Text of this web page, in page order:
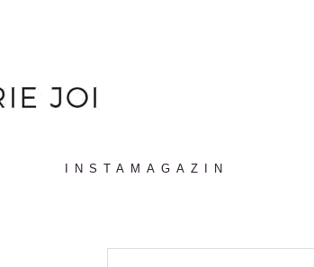
INSTAMAGAZIN